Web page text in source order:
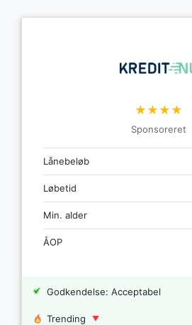
★★★★
Sponsoreret
Lånebeløb
Løbetid
Min. alder
ÅOP
Godkendelse: Acceptabel
Trending